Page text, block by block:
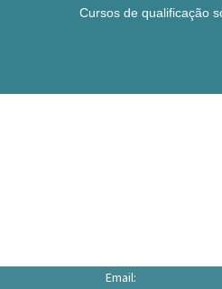
Cursos de qualificação
Email: